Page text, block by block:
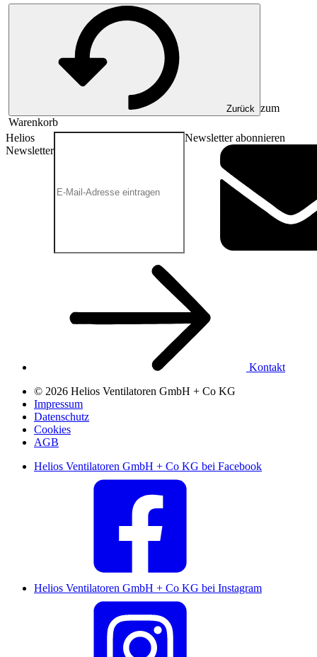
Zurück zum
Warenkorb
Helios
Newsletter
Newsletter abonnieren
Kontakt
© 2026 Helios Ventilatoren GmbH + Co KG
Impressum
Datenschutz
Cookies
AGB
Helios Ventilatoren GmbH + Co KG bei Facebook
Helios Ventilatoren GmbH + Co KG bei Instagram